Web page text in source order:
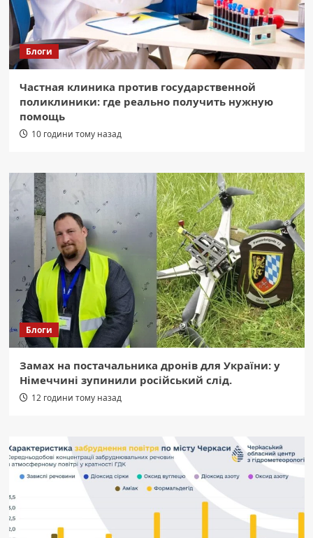
Блоги
Частная клиника против государственной
поликлиники: где реально получить нужную
помощь
10 години тому назад
Блоги
Замах на постачальника дронів для України: у
Німеччині зупинили російський слід.
12 години тому назад